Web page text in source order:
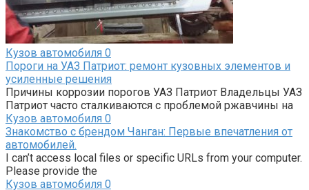
Кузов автомобиля 0
Пороги на УАЗ Патриот: ремонт кузовных элементов и
усиленные решения
Причины коррозии порогов УАЗ Патриот Владельцы УАЗ
Патриот часто сталкиваются с проблемой ржавчины на
Кузов автомобиля 0
Знакомство с брендом Чанган: Первые впечатления от
автомобилей.
I can’t access local files or specific URLs from your computer.
Please provide the
Кузов автомобиля 0